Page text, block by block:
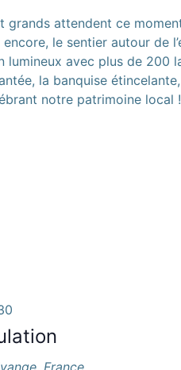
grands attendent ce
le sentier autour de
lumineux avec plus de 200
la banquise
notre patrimoine local
France